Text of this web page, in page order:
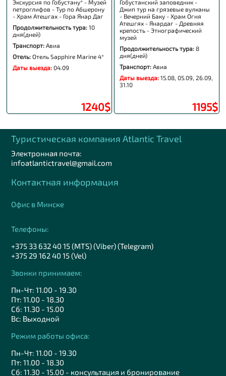
Экскурсия по Гобустану* - Музей
петроглифов - Тур по Абшерону
- Храм Атешгах - Гора Янар Даг
Продолжительность тура: 10
дня(дней)
Транспорт: Авиа
Отель: Отель Sapphire Marine 4*
Даты выезда: 04.09
1240$
Гобустанский заповедник -
Джип тур на грязевые вулканы
- Вечерний Баку - Храм Огня
Атешгях - Янардаг - Древняя
крепость - Этнографический
музей
Продолжительность тура:8
дня(дней)
Транспорт:Авиа
Даты выезда:15.08, 05.09, 26.09,
31.10
1195$
Туристическая компания Аtlantic Travel
Электронная почта:
infoatlantictravel@gmail.com
Контактная информация
Офис в Минске
Телефоны:
+375 33 632 40 15 (MTS) (Viber) (Telegram)
+375 29 162 40 15 (Vel)
Звонки принимаем:
Пн-Чт: 11.00 - 19.30
Пт: 11.00 - 18.30
Сб: 11.30 - 15.00
Вс: Выходной
Режим работы офиса:
Пн-Чт: 11.00 - 19.30
Пт: 11.00 - 18.30
Сб: 11.30 - 15.00 - консультация и бронирование